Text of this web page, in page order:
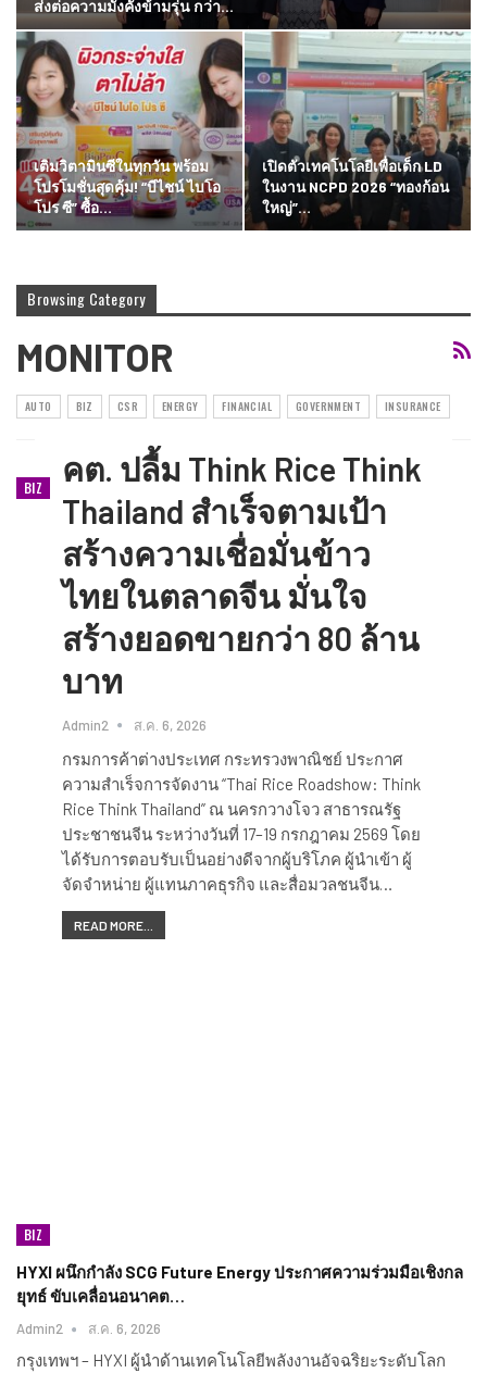
ส่งต่อความมั่งคั่งข้ามรุ่น กว่า…
เติมวิตามินซีในทุกวัน พร้อม
โปรโมชั่นสุดคุ้ม! “บีไชน์ ไบโอ
โปร ซี” ซื้อ…
เปิดตัวเทคโนโลยีเพื่อเด็ก LD
ในงาน NCPD 2026 “ทองก้อน
ใหญ่”…
Browsing Category
MONITOR
AUTO BIZ CSR ENERGY FINANCIAL GOVERNMENT INSURANCE​
BIZ
คต. ปลื้ม Think Rice Think
Thailand สำเร็จตามเป้า
สร้างความเชื่อมั่นข้าว
ไทยในตลาดจีน มั่นใจ
สร้างยอดขายกว่า 80 ล้าน
บาท
Admin2 ส.ค. 6, 2026
กรมการค้าต่างประเทศ กระทรวงพาณิชย์ ประกาศ
ความสำเร็จการจัดงาน “Thai Rice Roadshow: Think
Rice Think Thailand” ณ นครกวางโจว สาธารณรัฐ
ประชาชนจีน ระหว่างวันที่ 17–19 กรกฎาคม 2569 โดย
ได้รับการตอบรับเป็นอย่างดีจากผู้บริโภค ผู้นำเข้า ผู้
จัดจำหน่าย ผู้แทนภาคธุรกิจ และสื่อมวลชนจีน…
READ MORE...
BIZ
HYXI ผนึกกำลัง SCG Future Energy ประกาศความร่วมมือเชิงกล
ยุทธ์ ขับเคลื่อนอนาคต…
Admin2 ส.ค. 6, 2026
กรุงเทพฯ – HYXI ผู้นำด้านเทคโนโลยีพลังงานอัจฉริยะระดับโลก